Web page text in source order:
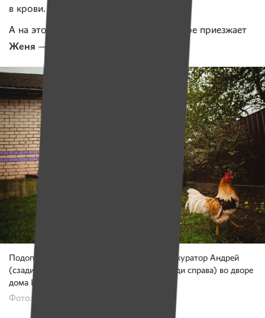
в крови.
А на этой неделе вместе с Андреем к Ире приезжает
Женя — одна из подопечных проекта.
Подопечная проекта Женя (по центру), ее куратор Андрей
(сзади слева), автоволонтер Геннадий (сзади справа) во дворе
дома Иры
Фото: Юлия Карпенко для ИМЕН